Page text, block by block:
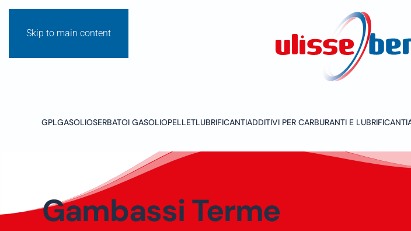
Skip to main content
GPLGASOLIOSERBATOI GASOLIOPELLETLUBRIFICANTIADDITIVI PER CARBURANTI E LUBRIFICANTI
Gambassi Terme